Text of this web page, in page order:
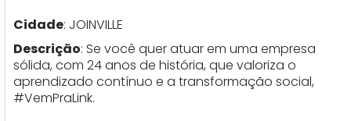
Cidade: JOINVILLE
Descrição: Se você quer atuar em uma empresa
sólida, com 24 anos de história, que valoriza o
aprendizado contínuo e a transformação social,
#VemPraLink.